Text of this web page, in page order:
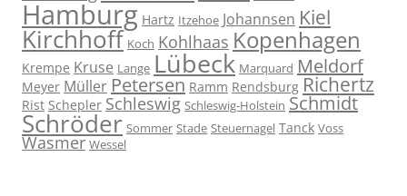
Hamburg Hartz Itzehoe Johannsen Kiel
Kirchhoff Koch Kohlhaas Kopenhagen
Krempe Kruse Lange Lübeck Marquard Meldorf
Meyer Müller Petersen Ramm Rendsburg Richertz
Rist Schepler Schleswig Schleswig-Holstein Schmidt
Schröder Sommer Stade Steuernagel Tanck Voss
Wasmer Wessel